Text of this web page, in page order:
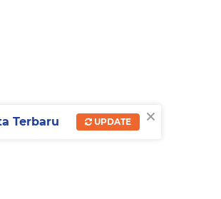
×
Terbaru UPDATE